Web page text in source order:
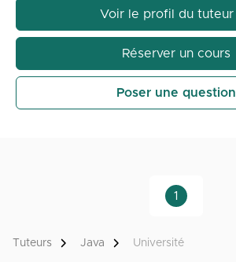
Voir le profil du tuteur
Réserver un cours
Poser une question
1
Tuteurs Java Université